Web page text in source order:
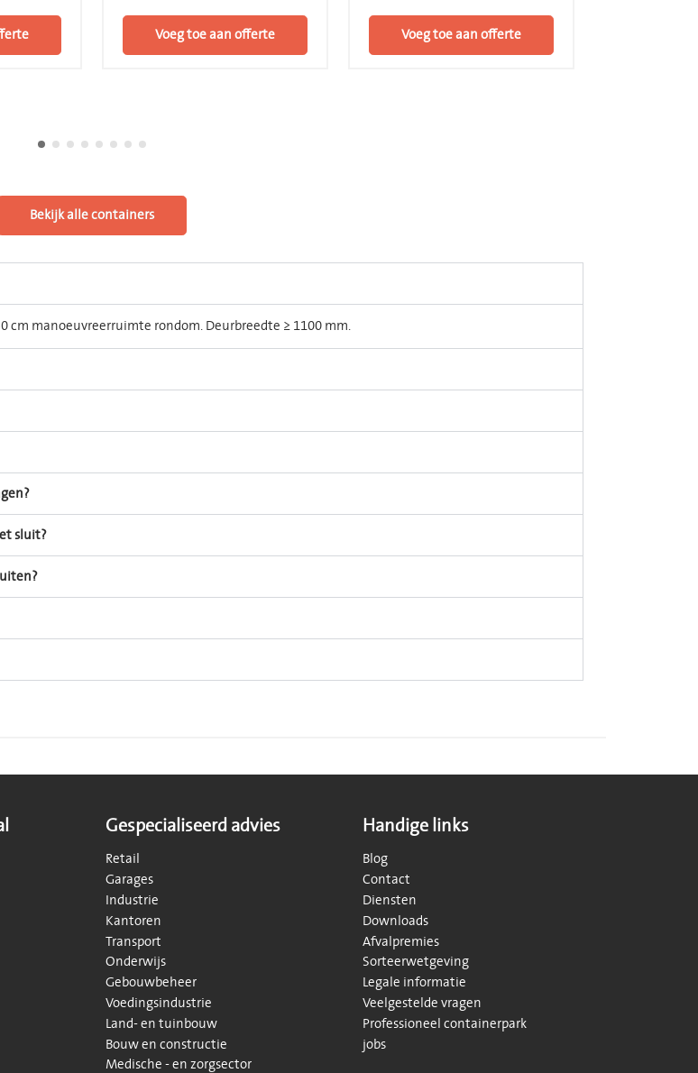
Voeg toe aan offerte Voeg toe aan offerte
Bekijk alle containers
cm manoeuvreerruimte rondom. Deurbreedte ≥ 1100 mm.
sluit?
Gespecialiseerd advies
Retail
Garages
Industrie
Kantoren
Transport
Onderwijs
Gebouwbeheer
Voedingsindustrie
Land- en tuinbouw
Bouw en constructie
Medische - en zorgsector
Handige links
Blog
Contact
Diensten
Downloads
Afvalpremies
Sorteerwetgeving
Legale informatie
Veelgestelde vragen
Professioneel containerpark
jobs